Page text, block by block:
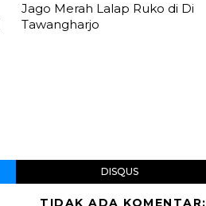
Jago Merah Lalap Ruko di Di
Tawangharjo
DISQUS
TIDAK ADA KOMENTAR: